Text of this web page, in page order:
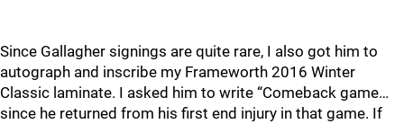
Since Gallagher signings are quite rare, I also got him to
autograph and inscribe my Frameworth 2016 Winter
Classic laminate. I asked him to write “Comeback game…
since he returned from his first end injury in that game. If